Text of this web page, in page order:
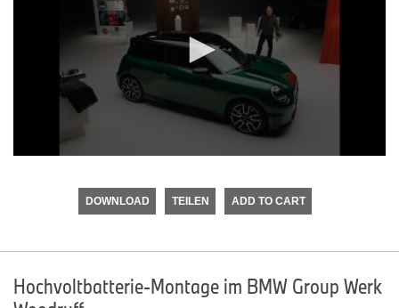
DOWNLOAD TEILEN ADD TO CART
Hochvoltbatterie-Montage im BMW Group Werk